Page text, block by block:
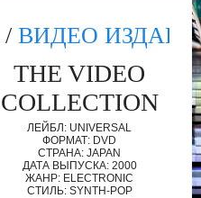
/ ВИДЕО
THE VIDEO
COLLECTION
ЛЕЙБЛ: UNIVERSAL
ФОРМАТ: DVD
СТРАНА: JAPAN
ДАТА ВЫПУСКА: 2000
ЖАНР: ELECTRONIC
СТИЛЬ: SYNTH-POP